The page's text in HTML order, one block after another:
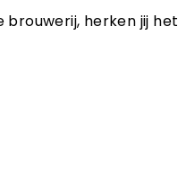
herken jij het